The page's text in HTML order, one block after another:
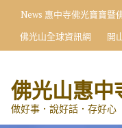
content
News 惠中寺佛光寶寶暨
佛光山全球資訊網
開
佛光山惠中
做好事．說好話．存好心